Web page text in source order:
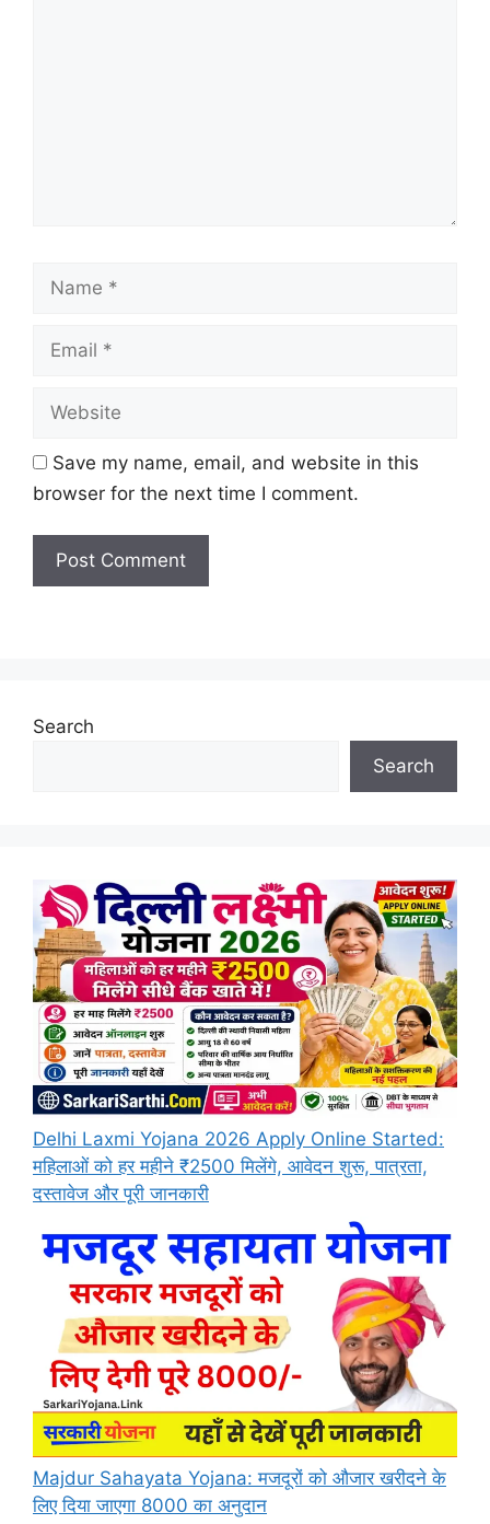
Save my name, email, and website in this
browser for the next time I comment.
Search
Search
Delhi Laxmi Yojana 2026 Apply Online Started:
महिलाओं को हर महीने ₹2500 मिलेंगे, आवेदन शुरू, पात्रता,
दस्तावेज और पूरी जानकारी
Majdur Sahayata Yojana: मजदूरों को औजार खरीदने के
लिए दिया जाएगा 8000 का अनुदान